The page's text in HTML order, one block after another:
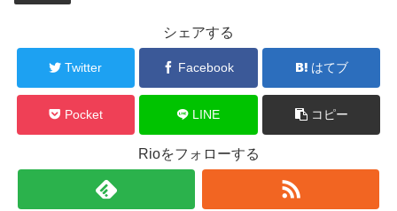
シェアする
Twitter Facebook はてブ
Pocket LINE コピー
Rioをフォローする